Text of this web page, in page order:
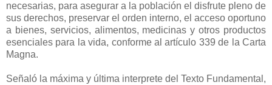
necesarias, para asegurar a la población el disfrute pleno de
sus derechos, preservar el orden interno, el acceso oportuno
a bienes, servicios, alimentos, medicinas y otros productos
esenciales para la vida, conforme al artículo 339 de la Carta
Magna.
Señaló la máxima y última interprete del Texto Fundamental,